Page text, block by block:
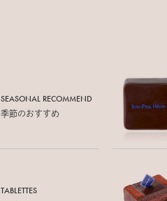
SEASONAL RECOMMEND
季節のおすすめ
TABLETTES